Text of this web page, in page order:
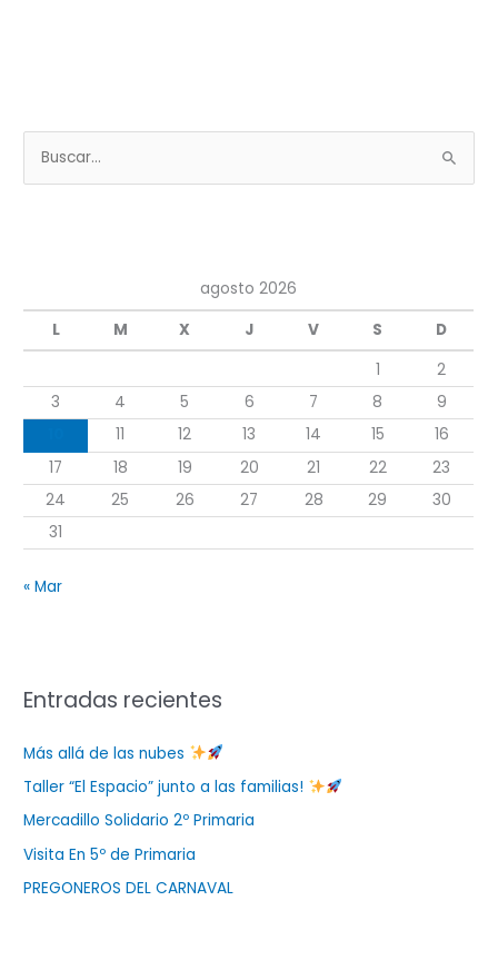
u
r
agosto 2026
L
M X J V S
D
1
2
3
4 5 6 7 8
9
11 12 13 14 15
16
17
18 19 20 21 22
23
24
25 26 27 28 29
30
31
« Mar
Entradas recientes
Más allá de las nubes
Taller “El Espacio” junto a las familias!
Mercadillo Solidario 2º Primaria
Visita En 5º de Primaria
PREGONEROS DEL CARNAVAL